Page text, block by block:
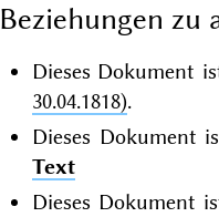
Beziehungen zu
Dieses Dokument
30.04.1818).
Dieses Dokument
Text
Dieses Dokument